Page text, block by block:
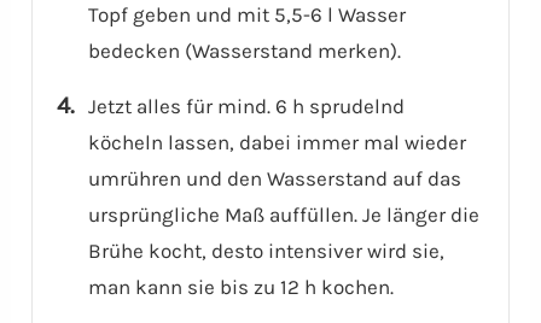
Topf geben und mit 5,5-6 l Wasser
bedecken (Wasserstand merken).
Jetzt alles für mind. 6 h sprudelnd
köcheln lassen, dabei immer mal wieder
umrühren und den Wasserstand auf das
ursprüngliche Maß auffüllen. Je länger die
Brühe kocht, desto intensiver wird sie,
man kann sie bis zu 12 h kochen.